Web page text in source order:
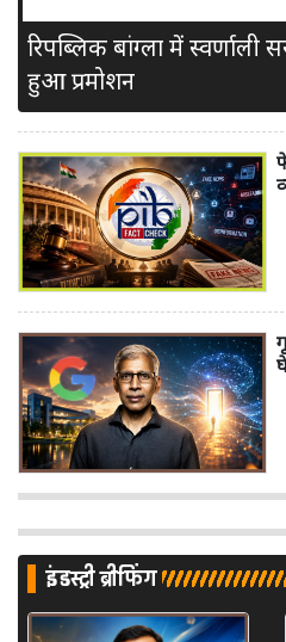
रिपब्लिक बांग्ला में स्वर्णाली
हुआ प्रमोशन
इंडस्ट्री ब्रीफिंग